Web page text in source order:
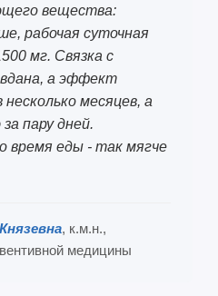
вещества:
рабочая суточная
мг. Связка с
а эффект
месяцев, а
пару дней.
время еды - так мягче
, к.м.н.,
медицины